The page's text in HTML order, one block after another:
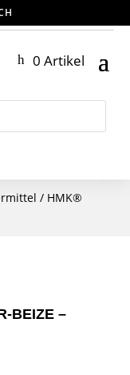
0 Artikel
/ HMK®
BEIZE –